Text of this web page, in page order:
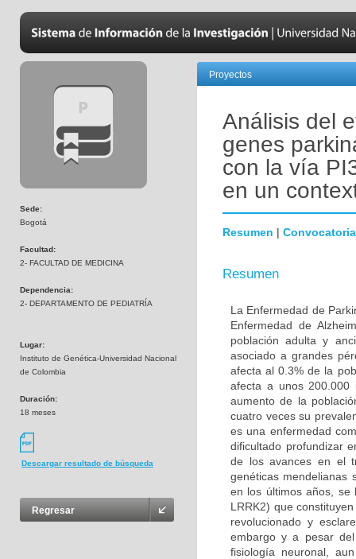
Sede:
Bogotá
Facultad:
2- FACULTAD DE MEDICINA
Dependencia:
2- DEPARTAMENTO DE PEDIATRÍA
Lugar:
Instituto de Genética-Universidad Nacional
de Colombia
Duración:
18 meses
Descargar resultado de búsqueda
Regresar
Proyectos
Análisis del
genes
con la vía
en un
Resumen | Convocatoria
Resumen
La Enfermedad de
Enfermedad de
población adulta y
asociado a grandes
afecta al 0.3% de la
afecta a unos 200.000
aumento de la
cuatro veces su
es una enfermedad
dificultado profundizar
de los avances en el
genéticas mendelianas
en los últimos años, se
LRRK2) que
revolucionado y
embargo y a pesar
fisiología neuronal,